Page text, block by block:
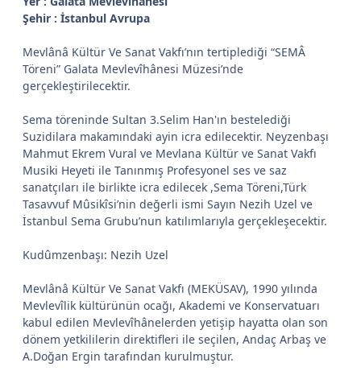
Şehir : İstanbul Avrupa
Mevlânâ Kültür Ve Sanat Vakfı’nın tertiplediği “SEMÂ
Töreni” Galata Mevlevîhânesi Müzesi’nde
gerçekleştirilecektir.
Sema töreninde Sultan 3.Selim Han'ın bestelediği
Suzidilara makamındaki ayin icra edilecektir. Neyzenbaşı
Mahmut Ekrem Vural ve Mevlana Kültür ve Sanat Vakfı
Musiki Heyeti ile Tanınmış Profesyonel ses ve saz
sanatçıları ile birlikte icra edilecek ,Sema Töreni,Türk
Tasavvuf Mûsikîsi’nin değerli ismi Sayın Nezih Uzel ve
İstanbul Sema Grubu’nun katılımlarıyla gerçekleşecektir.
Kudûmzenbaşı: Nezih Uzel
Mevlânâ Kültür Ve Sanat Vakfı (MEKÜSAV), 1990 yılında
Mevlevîlik kültürünün ocağı, Akademi ve Konservatuarı
kabul edilen Mevlevîhânelerden yetişip hayatta olan son
dönem yetkililerin direktifleri ile seçilen, Andaç Arbaş ve
A.Doğan Ergin tarafından kurulmuştur.